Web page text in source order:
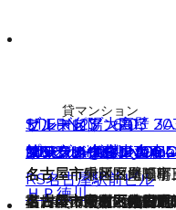
STERN23 601
名古屋市中川区尾頭
市内(その他）エリア
第６スカイビル ９
名古屋市中村区佐古
プリズム中村 301
名古屋市中村区中村
第6スカイビル 9B
名古屋市中村区佐古
ＨＰ徳川
NLRA
名古屋市千種区東山
サントピア大高Ⅰ 3A
名古屋市緑区鳴海町
高1, 名古屋市内(その
KDビル 1F
名古屋市天白区植田
RS名古屋駅前ビル
KDビル 2F-B
名古屋市天白区植田
ヒルズ向陽 203
名古屋市千種区向陽
古屋市内(その他）エ
ステージ大森 104
名古屋市守山区大森5
サンシャイン東名
名古屋市名東区藤里
ユーノスタウン大
名古屋市守山区八剣1
サンライズマンシ
名古屋市南区石元町
貸マンション
ブルーメゾン白壁
名古屋市東区白壁５
壁, 東区エリア, 名古
LINC
名古屋市中区丸の内